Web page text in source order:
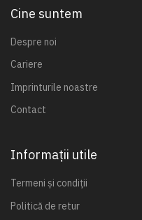
Cine suntem
Despre noi
Cariere
Imprinturile noastre
Contact
Informații utile
Termeni și condiții
Politică de retur